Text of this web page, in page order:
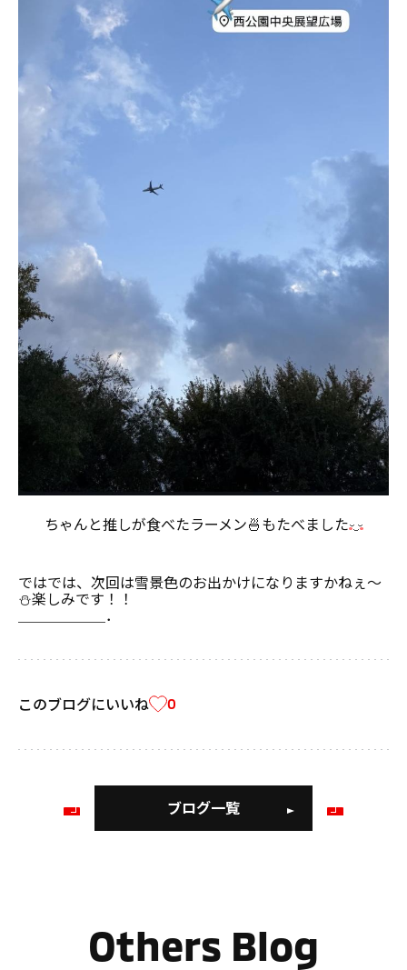
ちゃんと推しが食べたラーメン🍜もたべました
ではでは、次回は雪景色のお出かけになりますかねぇ～
⛄楽しみです！！
＿＿＿＿＿＿．
このブログにいいね 0
前
ブログ一覧
次
Others Blog